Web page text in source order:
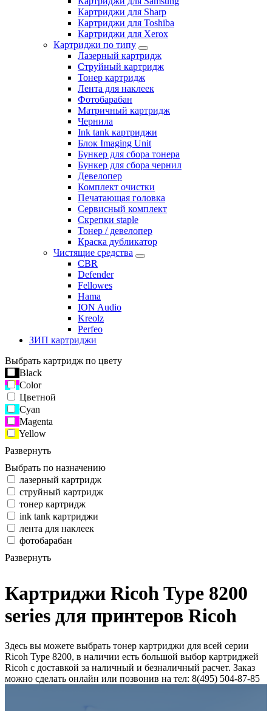
Картриджи для Sharp
Картриджи для Toshiba
Картриджи для Xerox
Картриджи по типу
Лазерный картридж
Струйный картридж
Тонер картридж
Лента для наклеек
Фотобарабан
Матричный картридж
Чернила
Ink tank картриджи
Блок Imaging Unit
Бункер для сбора тонера
Бункер для сбора чернил
Девелопер
Комплект очистки
Печатающая головка
Сервисный комплект
Скрепки staple
Тонер / девелопер
Краска дубликатор
Чистящие средства
CBR
Defender
Fellowes
Hama
ION Audio
Kreolz
Perfeo
ЗИП картриджи
Выбрать картридж по цвету
Black
Color
Цветной
Cyan
Magenta
Yellow
Развернуть
Выбрать по назначению
лазерный картридж
струйный картридж
тонер картридж
ink tank картриджи
лента для наклеек
фотобарабан
Развернуть
Картриджи Ricoh Type 8200
series для принтеров Ricoh
Здесь вы можете выбрать тонер картриджи для всей серии
Ricoh Type 8200, в наличии есть большой выбор картриджей
Ricoh с доставкой за наличный и безналичный расчет. Заказ
можно сделать онлайн или позвонив на тел: 8(495) 504-87-85